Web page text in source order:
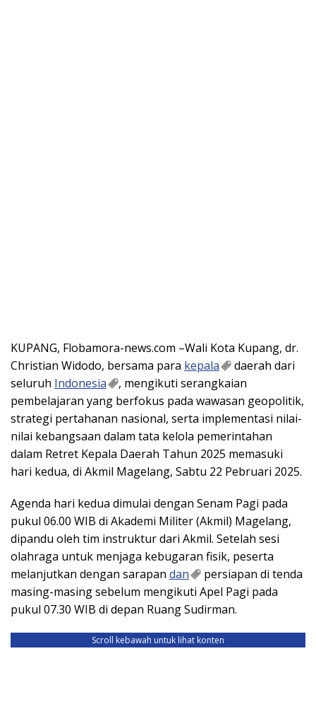
KUPANG, Flobamora-news.com –Wali Kota Kupang, dr.
Christian Widodo, bersama para kepala
daerah dari
seluruh Indonesia
, mengikuti serangkaian
pembelajaran yang berfokus pada wawasan geopolitik,
strategi pertahanan nasional, serta implementasi nilai-
nilai kebangsaan dalam tata kelola pemerintahan
dalam Retret Kepala Daerah Tahun 2025 memasuki
hari kedua, di Akmil Magelang, Sabtu 22 Pebruari 2025.
Agenda hari kedua dimulai dengan Senam Pagi pada
pukul 06.00 WIB di Akademi Militer (Akmil) Magelang,
dipandu oleh tim instruktur dari Akmil. Setelah sesi
olahraga untuk menjaga kebugaran fisik, peserta
melanjutkan dengan sarapan dan
persiapan di tenda
masing-masing sebelum mengikuti Apel Pagi pada
pukul 07.30 WIB di depan Ruang Sudirman.
Scroll kebawah untuk lihat konten